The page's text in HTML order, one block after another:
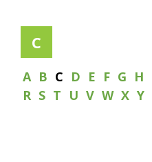
C
A B C D E F G H
R S T U V W X Y